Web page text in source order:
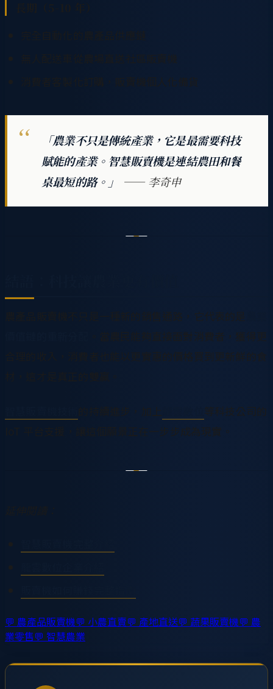
「農業不只是傳統產業，它是最需要科技
賦能的產業。智慧販賣機是連結農田和餐
桌最短的路。」
—— 李奇申
農產品販賣機不只是一種新的銷售通路，它代表的是
。當農民能夠直接面對消費者，獲得更
合理的收入，消費者也能以更實惠的價格買到更新鮮的食
等科技公司的
IoT 平台支援，讓這個願景正在一步步成為現實。
💬 農產品販賣機💬 小農直賣💬 產地直送💬 蔬果販賣機💬 農
業零售💬 智慧農業